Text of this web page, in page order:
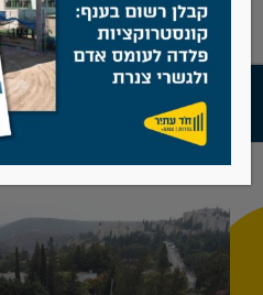
מגרש שחבק
צפה
בתמונה
מוגדלת